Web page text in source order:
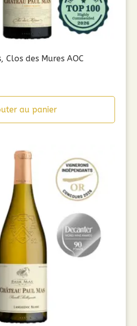
Clos des Mures AOC
au panier